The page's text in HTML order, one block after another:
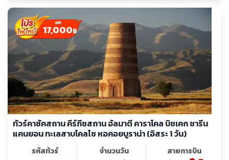
17,000฿
ทัวร์คาซัคสถาน คีร์กีซสถาน อัลมาตี คาราโคล บิชเคก ชารีน
แคนยอน ทะเลสาบโคลไซ หอคอยบูราน่า (อิสระ 1 วัน)
รหัสทัวร์
จำนวนวัน
สายการบิน